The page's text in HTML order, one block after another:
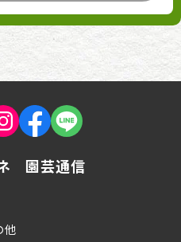
園芸通信
他